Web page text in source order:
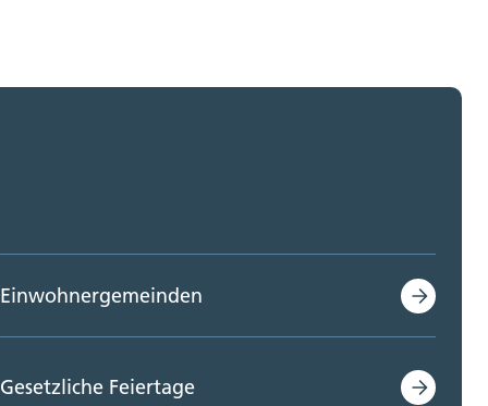
Einwohnergemeinden
Gesetzliche Feiertage